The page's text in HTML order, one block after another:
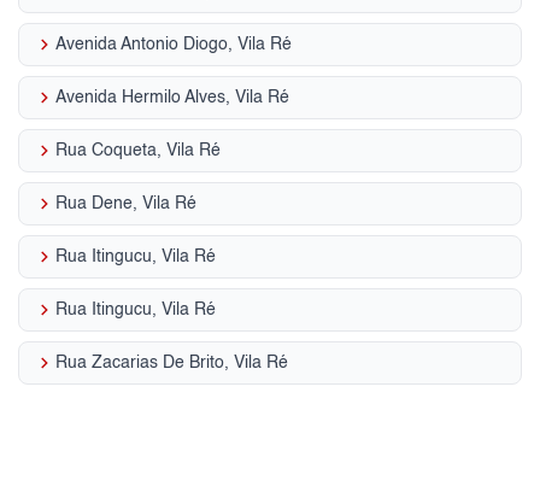
keyboard_arrow_right Avenida Antonio Diogo, Vila Ré
keyboard_arrow_right Avenida Hermilo Alves, Vila Ré
keyboard_arrow_right Rua Coqueta, Vila Ré
keyboard_arrow_right Rua Dene, Vila Ré
keyboard_arrow_right Rua Itingucu, Vila Ré
keyboard_arrow_right Rua Itingucu, Vila Ré
keyboard_arrow_right Rua Zacarias De Brito, Vila Ré